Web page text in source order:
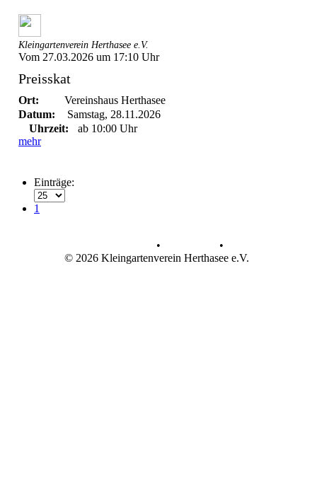
Kleingartenverein Herthasee e.V.
Vom 27.03.2026 um 17:10 Uhr
Preisskat
Ort:
Vereinshaus Herthasee
Datum:
Samstag, 28.11.2026
Uhrzeit:
ab 10:00 Uhr
mehr
Einträge:
1
•
•
© 2026 Kleingartenverein Herthasee e.V.